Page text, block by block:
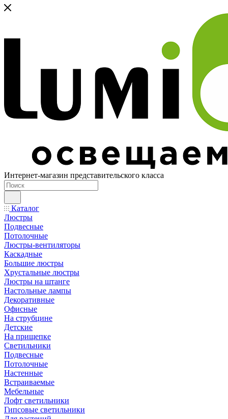
Интернет-магазин представительского класса
Каталог
Люстры
Подвесные
Потолочные
Люстры-вентиляторы
Каскадные
Большие люстры
Хрустальные люстры
Люстры на штанге
Настольные лампы
Декоративные
Офисные
На струбцине
Детские
На прищепке
Светильники
Подвесные
Потолочные
Настенные
Встраиваемые
Мебельные
Лофт светильники
Гипсовые светильники